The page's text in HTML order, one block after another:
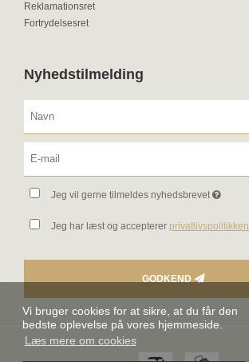
Vi bruger cookies for at sikre, at du får den
bedste oplevelse på vores hjemmeside.
Læs mere om cookies
Reklamationsret
Fortrydelsesret
Nyhedstilmelding
Jeg vil gerne tilmeldes nyhedsbrevet
Jeg har læst og accepterer privatlivspolitikken
GODKEND